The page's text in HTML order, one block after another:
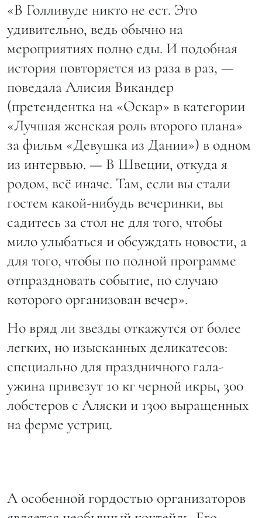
«В Голливуде никто не ест. Это
удивительно, ведь обычно на
мероприятиях полно еды. И подобная
история повторяется из раза в раз, —
поведала Алисия Викандер
(претендентка на «Оскар» в категории
«Лучшая женская роль второго плана»
за фильм «Девушка из Дании») в одном
из интервью. — В Швеции, откуда я
родом, всё иначе. Там, если вы стали
гостем какой-нибудь вечеринки, вы
садитесь за стол не для того, чтобы
мило улыбаться и обсуждать новости, а
для того, чтобы по полной программе
отпраздновать событие, по случаю
которого организован вечер».
Но вряд ли звезды откажутся от более
легких, но изысканных деликатесов:
специально для праздничного гала-
ужина привезут 10 кг черной икры, 300
лобстеров с Аляски и 1300 выращенных
на ферме устриц.
А особенной гордостью организаторов